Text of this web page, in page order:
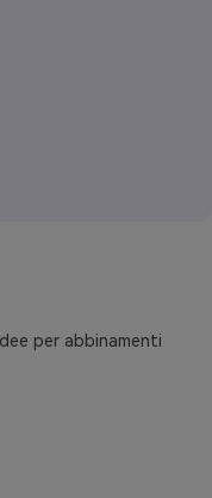
per abbinamenti